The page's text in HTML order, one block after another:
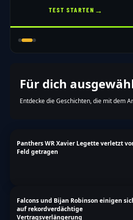
TEST STARTEN →
Für dich
Entdecke die Geschichten, die mit dem
Panthers WR Xavier Legette verletzt
Feld getragen
Falcons und Bijan Robinson einigen
auf rekordverdächtige
Vertragsverlängerung